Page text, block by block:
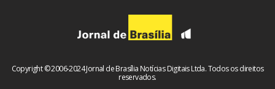
tema contra o Brasil que chegaram à Corte Interamericana
Copyright © 2006-2024 Jornal de Brasília Notícias Digitais Ltda. Todos os direitos
reservados.